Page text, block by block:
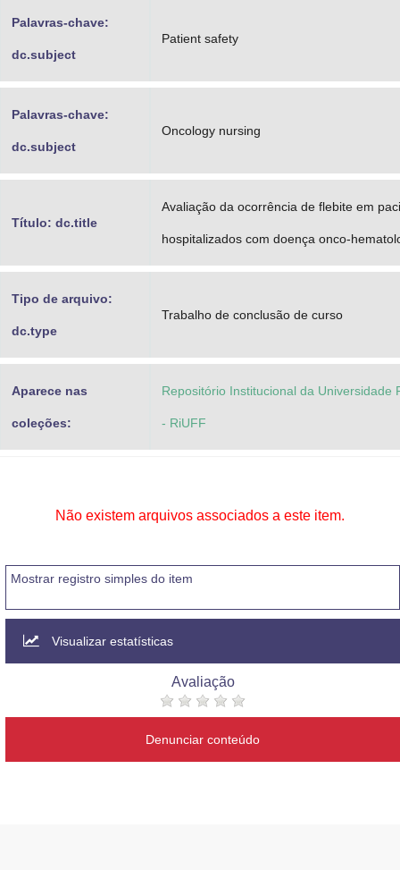
Palavras-chave:
dc.subject
Patient safety
Palavras-chave:
dc.subject
Oncology nursing
Título: dc.title
Avaliação da ocorrência de flebite em
hospitalizados com doença onco-
Tipo de arquivo:
dc.type
Trabalho de conclusão de curso
Aparece nas
coleções:
Repositório Institucional da Universidade
- RiUFF
Não existem arquivos associados a este item.
Mostrar registro simples do item
Visualizar estatísticas
Avaliação
Denunciar conteúdo